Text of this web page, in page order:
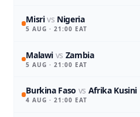
Misrivs Nigeria
5 AUG · 21:00 EAT
Malawi vs Zambia
5 AUG · 21:00 EAT
Burkina Faso vs Afrika Kusini
4 AUG · 21:00 EAT